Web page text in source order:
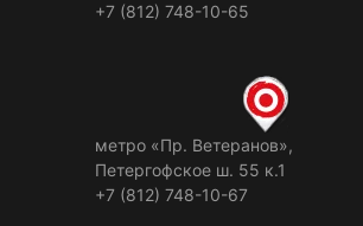
+7 (812) 748-10-65
метро «Пр. Ветеранов»,
Петергофское ш. 55 к.1
+7 (812) 748-10-67